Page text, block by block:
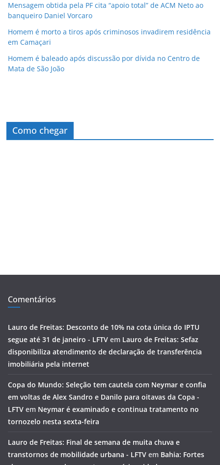
Mensagem obtida pela PF cita “apoio total” de ACM Neto ao
banqueiro Daniel Vorcaro
Homem é morto a tiros após criminosos invadirem residência
em Camaçari
Homem é baleado após discussão por dívida no Centro de
Mata de São João
Como chegar
Comentários
Lauro de Freitas: Desconto de 10% na cota única do IPTU
segue até 31 de janeiro - LFTV em Lauro de Freitas: Sefaz
disponibiliza atendimento de declaração de transferência
imobiliária pela internet
Copa do Mundo: Seleção tem cautela com Neymar e confia
em voltas de Alex Sandro e Danilo para oitavas da Copa -
LFTV em Neymar é examinado e continua tratamento no
tornozelo nesta sexta-feira
Lauro de Freitas: Final de semana de muita chuva e
transtornos de mobilidade urbana - LFTV em Bahia: Fortes